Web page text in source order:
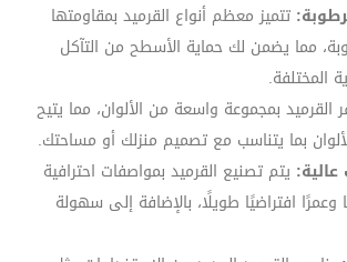
تتميز معظم أنواع القرميد بمقاومتها
مما يضمن لك حماية الأسطح من التآكل
المختلفة.
القرميد بمجموعة واسعة من الألوان، مما يتيح
بما يتناسب مع تصميم منزلك أو مساحتك.
يتم تصنيع القرميد بمواصفات احترافية
وعمرًا افتراضيًا طويلًا، بالإضافة إلى سهولة